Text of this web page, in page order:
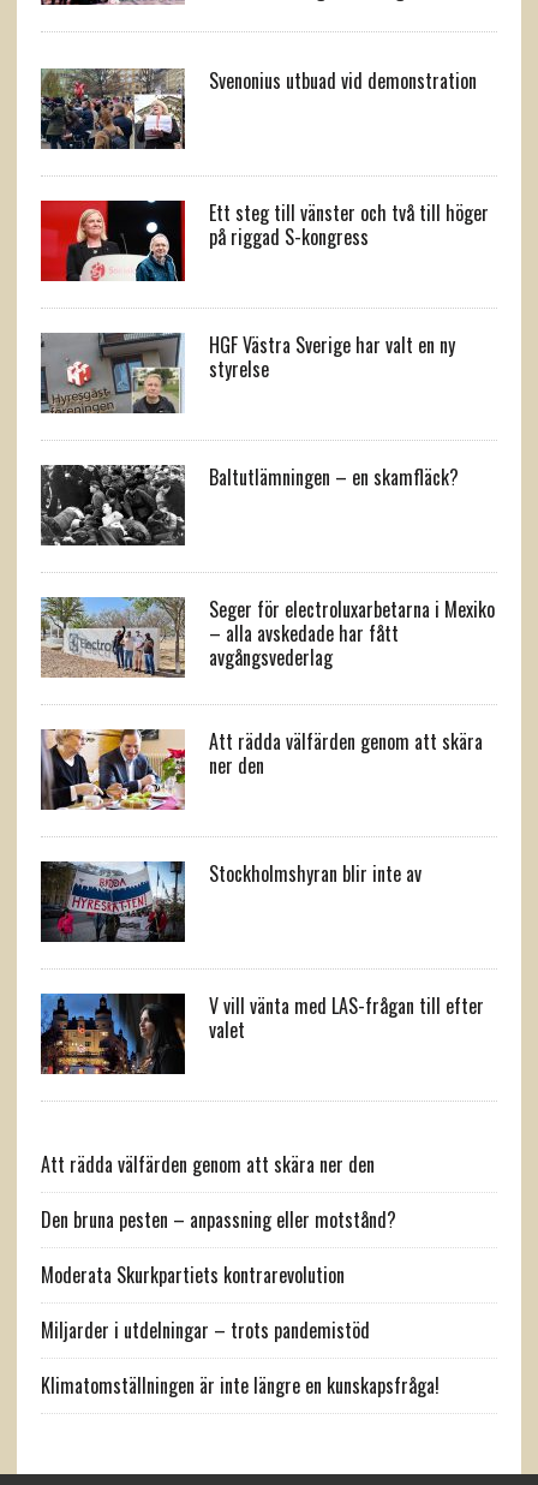
Svenonius utbuad vid demonstration
Ett steg till vänster och två till höger
på riggad S-kongress
HGF Västra Sverige har valt en ny
styrelse
Baltutlämningen – en skamfläck?
Seger för electroluxarbetarna i Mexiko
– alla avskedade har fått
avgångsvederlag
Att rädda välfärden genom att skära
ner den
Stockholmshyran blir inte av
V vill vänta med LAS-frågan till efter
valet
Att rädda välfärden genom att skära ner den
Den bruna pesten – anpassning eller motstånd?
Moderata Skurkpartiets kontrarevolution
Miljarder i utdelningar – trots pandemistöd
Klimatomställningen är inte längre en kunskapsfråga!